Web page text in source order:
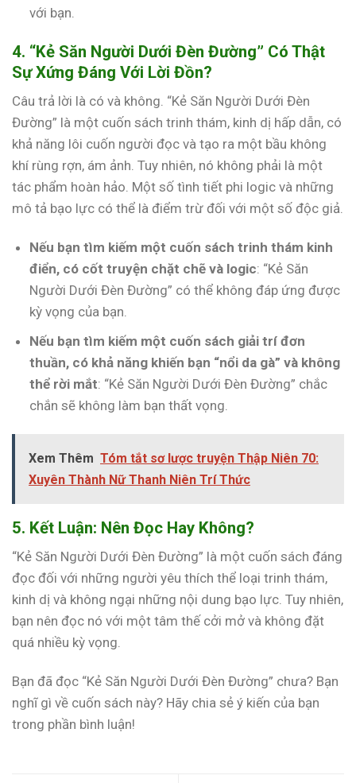
với bạn.
4. “Kẻ Săn Người Dưới Đèn Đường” Có Thật
Sự Xứng Đáng Với Lời Đồn?
Câu trả lời là có và không. “Kẻ Săn Người Dưới Đèn
Đường” là một cuốn sách trinh thám, kinh dị hấp dẫn, có
khả năng lôi cuốn người đọc và tạo ra một bầu không
khí rùng rợn, ám ảnh. Tuy nhiên, nó không phải là một
tác phẩm hoàn hảo. Một số tình tiết phi logic và những
mô tả bạo lực có thể là điểm trừ đối với một số độc giả.
Nếu bạn tìm kiếm một cuốn sách trinh thám kinh
điển, có cốt truyện chặt chẽ và logic: “Kẻ Săn
Người Dưới Đèn Đường” có thể không đáp ứng được
kỳ vọng của bạn.
Nếu bạn tìm kiếm một cuốn sách giải trí đơn
thuần, có khả năng khiến bạn “nổi da gà” và không
thể rời mắt: “Kẻ Săn Người Dưới Đèn Đường” chắc
chắn sẽ không làm bạn thất vọng.
Xem Thêm Tóm tắt sơ lược truyện Thập Niên 70:
Xuyên Thành Nữ Thanh Niên Trí Thức
5. Kết Luận: Nên Đọc Hay Không?
“Kẻ Săn Người Dưới Đèn Đường” là một cuốn sách đáng
đọc đối với những người yêu thích thể loại trinh thám,
kinh dị và không ngại những nội dung bạo lực. Tuy nhiên,
bạn nên đọc nó với một tâm thế cởi mở và không đặt
quá nhiều kỳ vọng.
Bạn đã đọc “Kẻ Săn Người Dưới Đèn Đường” chưa? Bạn
nghĩ gì về cuốn sách này? Hãy chia sẻ ý kiến của bạn
trong phần bình luận!